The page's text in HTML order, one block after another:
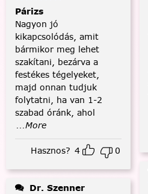
Párizs
Nagyon jó
kikapcsolódás, amit
bármikor meg lehet
szakítani, bezárva a
festékes tégelyeket,
majd onnan tudjuk
folytatni, ha van 1-2
szabad óránk, ahol
...More
Hasznos? 4 0